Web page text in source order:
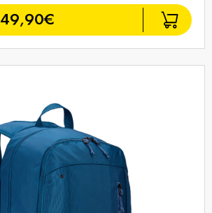
49,90€